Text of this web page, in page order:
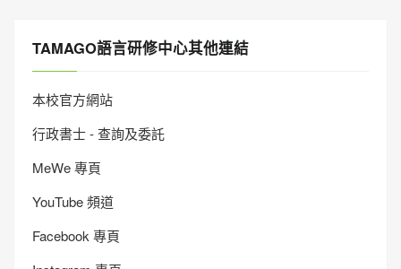
TAMAGO語言研修中心其他連結
本校官方網站
行政書士 - 查詢及委託
MeWe 專頁
YouTube 頻道
Facebook 專頁